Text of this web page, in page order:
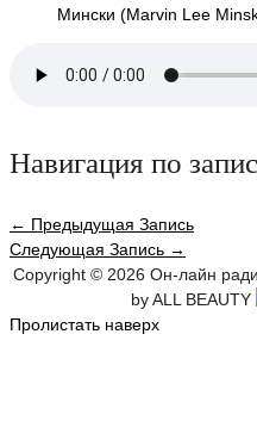
Мински (Marvin Lee
Навигация по
← Предыдущая Запись
Следующая Запись →
Copyright © 2026 Он-лайн
by ALL BEAUTY
Пролистать наверх